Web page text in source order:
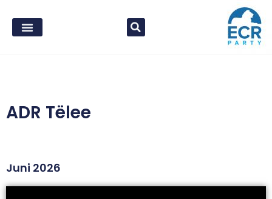
ADR Tëlee
Juni 2026